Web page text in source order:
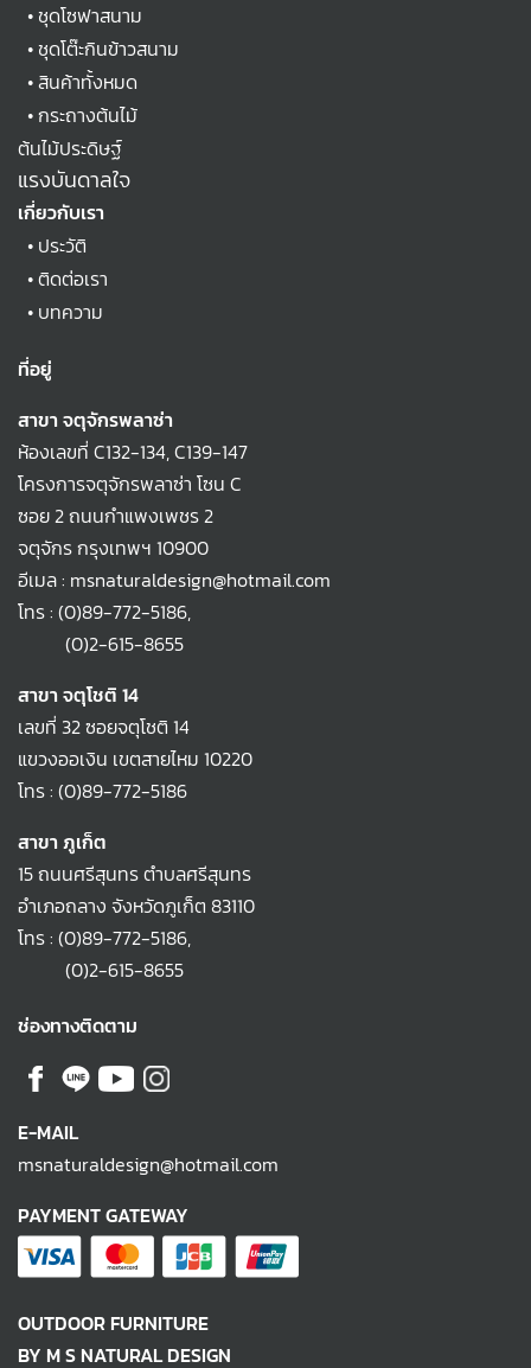
•ชุดโซฟาสนาม
•ชุดโต๊ะกินข้าวสนาม
•สินค้าทั้งหมด
•กระถางต้นไม้
ต้นไม้ประดิษฐ์
แรงบันดาลใจ
เกี่ยวกับเรา
• ประวัติ
•ติดต่อเรา
• บทความ
ที่อยู่
สาขา จตุจักรพลาซ่า
ห้องเลขที่ C132-134, C139-147
โครงการจตุจักรพลาซ่า โซน C
ซอย 2 ถนนกำแพงเพชร 2
จตุจักร กรุงเทพฯ 10900
อีเมล : msnaturaldesign@hotmail.com
โทร : (0)89-772-5186,
(0)2-615-8655
สาขา จตุโชติ 14
เลขที่ 32 ซอยจตุโชติ 14
แขวงออเงิน เขตสายไหม 10220
โทร : (0)89-772-5186
สาขา ภูเก็ต
15 ถนนศรีสุนทร ตำบลศรีสุนทร
อำเภอถลาง จังหวัดภูเก็ต 83110
โทร : (0)89-772-5186,
(0)2-615-8655
ช่องทางติดตาม
E-MAIL
msnaturaldesign@hotmail.com
PAYMENT GATEWAY
OUTDOOR FURNITURE
BY M S NATURAL DESIGN